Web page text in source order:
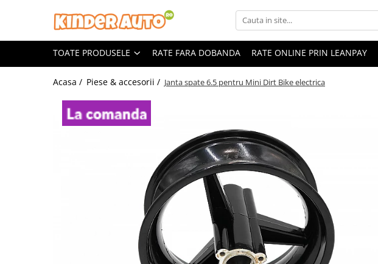
Toate Produsele
Produse in stoc
Masinute electrice
ATV & UTV Electrice
Vehicule electrice adulti
TOATE PRODUSELE RATE FARA DOBANDA RATE ONLINE PRIN LEANPAY
Acasa / Piese & accesorii / Janta spate 6.5 pentru Mini Dirt Bike electrica